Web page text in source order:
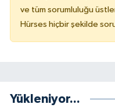
ve tüm sorumluluğu
Hürses hiçbir şekilde
Yükleniyor...